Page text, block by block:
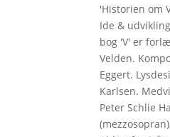
'Historien om
Ide &
bog 'V' er
Velden.
Eggert.
Karlsen.
Peter Schlie